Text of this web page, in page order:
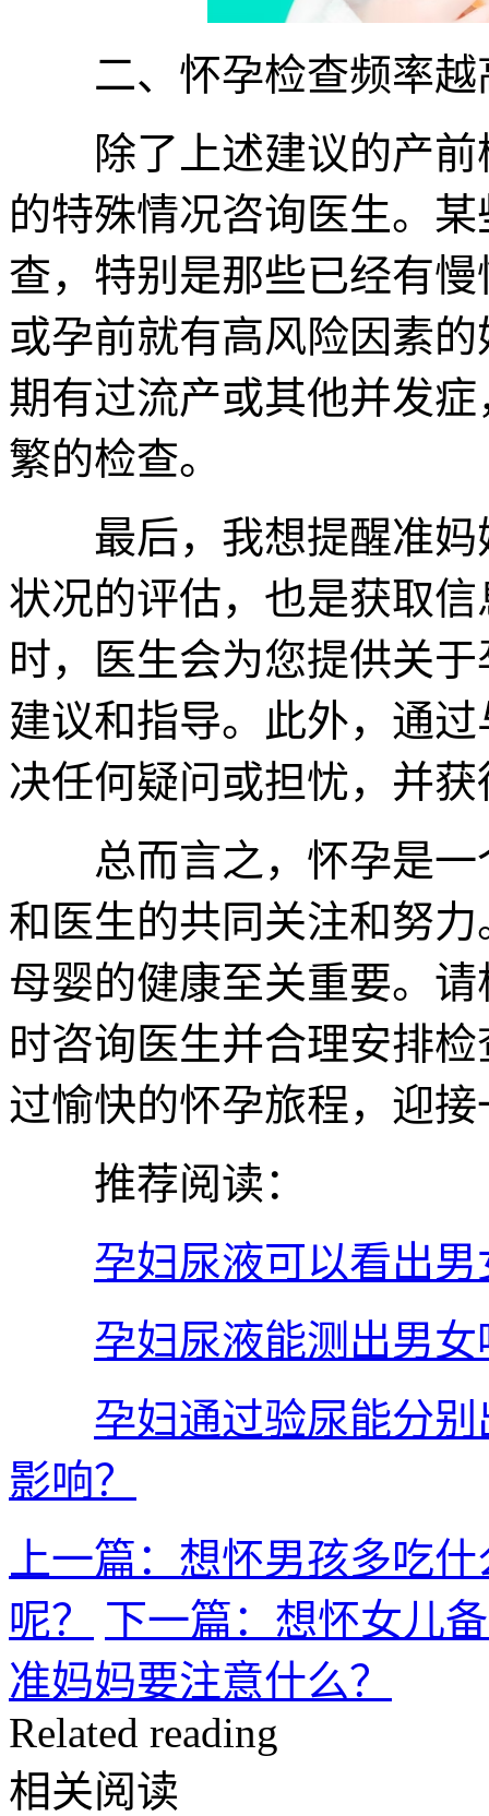
二、怀孕检查频率越
除了上述建议的产前
的特殊情况咨询医生。
查，特别是那些已经有
或孕前就有高风险因素
期有过流产或其他并发
繁的检查。
最后，我想提醒准妈
状况的评估，也是获取
时，医生会为您提供关
建议和指导。此外，通
决任何疑问或担忧，并
总而言之，怀孕是一
和医生的共同关注和努
母婴的健康至关重要。
时咨询医生并合理安排
过愉快的怀孕旅程，迎
推荐阅读：
孕妇尿液可以看出
孕妇尿液能测出男
孕妇通过验尿能分
影响？
上一篇：想怀男孩多吃
呢？
下一篇：想怀女儿
准妈妈要注意什么？
Related reading
相关阅读